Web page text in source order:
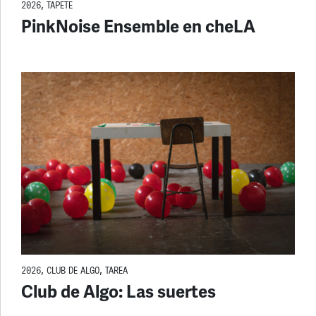
2026, TAPETE
PinkNoise Ensemble en cheLA
2026, CLUB DE ALGO, TAREA
Club de Algo: Las suertes